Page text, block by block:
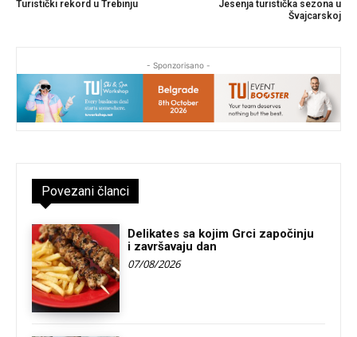
Turistički rekord u Trebinju
Jesenja turistička sezona u
Švajcarskoj
- Sponzorisano -
Povezani članci
Delikates sa kojim Grci započinju
i završavaju dan
07/08/2026